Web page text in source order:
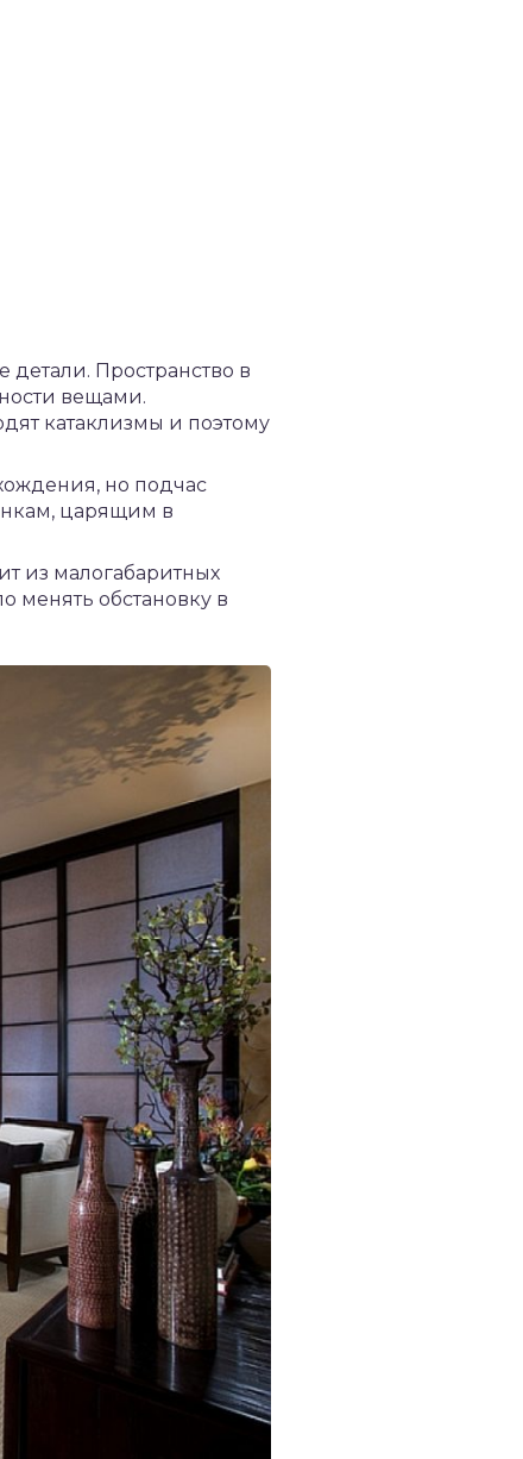
детали. Пространство в
вещами.
катаклизмы и поэтому
но подчас
царящим в
из малогабаритных
менять обстановку в